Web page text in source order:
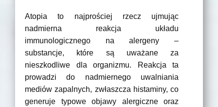
Atopia to najprościej rzecz ujmując
nadmierna reakcja układu
immunologicznego na alergeny –
substancje, które są uważane za
nieszkodliwe dla organizmu. Reakcja ta
prowadzi do nadmiernego uwalniania
mediów zapalnych, zwłaszcza histaminy, co
generuje typowe objawy alergiczne oraz